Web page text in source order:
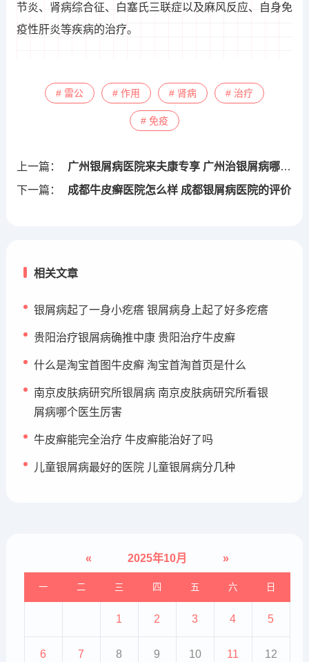
节炎、肾病综合征、白塞氏三联症以及麻风反应、自身免
疫性肝炎等疾病的治疗。
# 雷公 # 作用 # 肾病 # 治疗
# 免疫
上一篇：
广州银屑病医院来夫康专享 广州治银屑病哪里医院正规
下一篇：
成都牛皮癣医院怎么样 成都银屑病医院的评价
相关文章
银屑病起了一身小疙瘩 银屑病身上起了好多疙瘩
贵阳治疗银屑病确推中康 贵阳治疗牛皮癣
什么是淘宝首图牛皮癣 淘宝首淘首页是什么
南京皮肤病研究所银屑病 南京皮肤病研究所看银
屑病哪个医生厉害
牛皮癣能完全治疗 牛皮癣能治好了吗
儿童银屑病最好的医院 儿童银屑病分几种
« 2025年10月 »
一 二 三 四 五 六 日
1 2 3 4 5
6 7 8 9 10 11 12